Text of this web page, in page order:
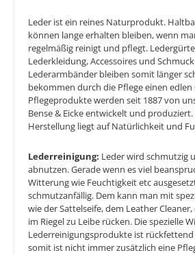
Leder ist ein reines Naturprodukt.
können lange erhalten bleiben, wenn
regelmäßig reinigt und pflegt.
Lederkleidung, Accessoires und
Lederarmbänder bleiben somit länger
bekommen durch die Pflege einen edlen
Pflegeprodukte werden seit 1887 von
Bense & Eicke entwickelt und
Herstellung liegt auf Natürlichkeit und
Lederreinigung: Leder wird schmutzig
abnutzen. Gerade wenn es viel
Witterung wie Feuchtigkeit etc
schmutzanfällig. Dem kann man mit
wie der Sattelseife, dem Leather
im Riegel zu Leibe rücken. Die spezielle
Lederreinigungsprodukte ist
somit ist nicht immer zusätzlich eine